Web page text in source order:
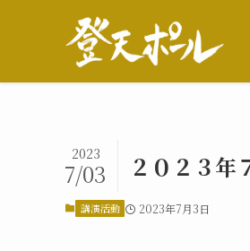
２０２３
2023
7/03
講演活動 2023年7月3日